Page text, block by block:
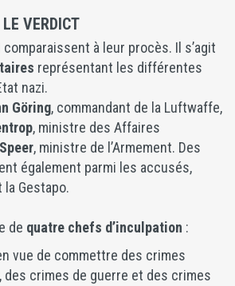
VERDICT
comparaissent à leur procès. Il s’agit
représentant les différentes
nazi.
Göring, commandant de la Luftwaffe,
, ministre des Affaires
, ministre de l’Armement. Des
également parmi les accusés,
la Gestapo.
de quatre chefs d’inculpation :
vue de commettre des crimes
des crimes de guerre et des crimes